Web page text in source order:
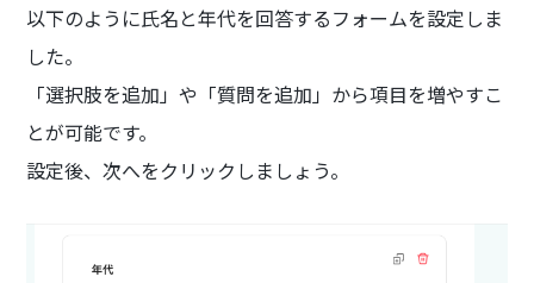
以下のように氏名と年代を回答するフォームを設定しま
した。
「選択肢を追加」や「質問を追加」から項目を増やすこ
とが可能です。
設定後、次へをクリックしましょう。